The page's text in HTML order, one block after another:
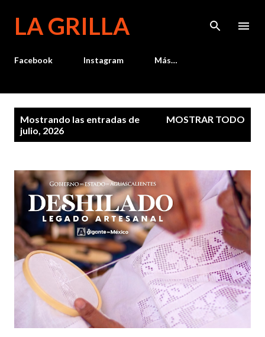
LA GRILLA
Facebook Instagram Más…
Mostrando las entradas de
julio, 2026
MOSTRAR TODO